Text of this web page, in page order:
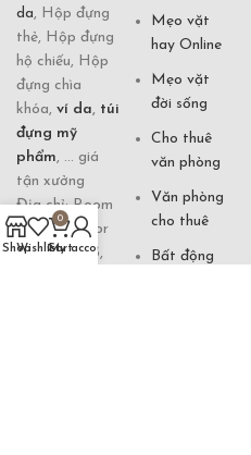
da, Hộp đựng
thẻ, Hộp đựng
hộ chiếu, Hộp
đựng chìa
khóa, ví da, túi
đựng mỹ
phẩm, ... giá
tận xưởng
Địa chỉ: Room
70861, 5 floor
of building 5,
Mẹo vặt
hay Online
Mẹo vặt
đời sống
Cho thuê
văn phòng
Văn phòng
cho thuê
Bất động
ShopWishlist
0
Cart
My account